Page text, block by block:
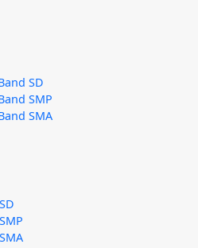
SD
SMP
SMA